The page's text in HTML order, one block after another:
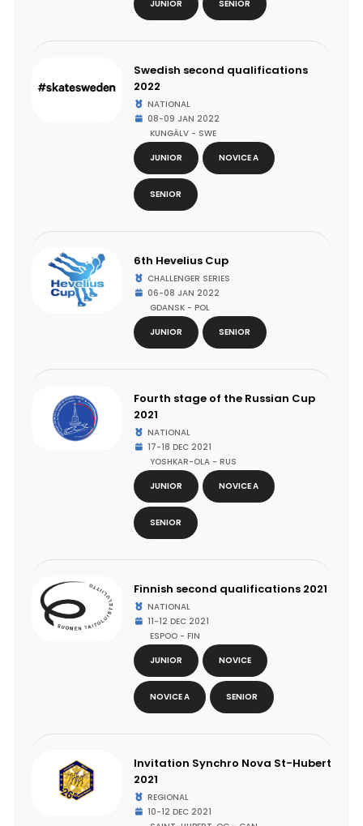
JUNIOR SENIOR
Swedish second qualifications
2022
NATIONAL
08-09 JAN 2022
KUNGÄLV - SWE
JUNIOR
NOVICE A
SENIOR
6th Hevelius Cup
CHALLENGER SERIES
06-08 JAN 2022
GDANSK - POL
JUNIOR
SENIOR
Fourth stage of the Russian Cup
2021
NATIONAL
17-18 DEC 2021
YOSHKAR-OLA - RUS
JUNIOR
NOVICE A
SENIOR
Finnish second qualifications 2021
NATIONAL
11-12 DEC 2021
ESPOO - FIN
JUNIOR
NOVICE
NOVICE A SENIOR
Invitation Synchro Nova St-Hubert
2021
REGIONAL
10-12 DEC 2021